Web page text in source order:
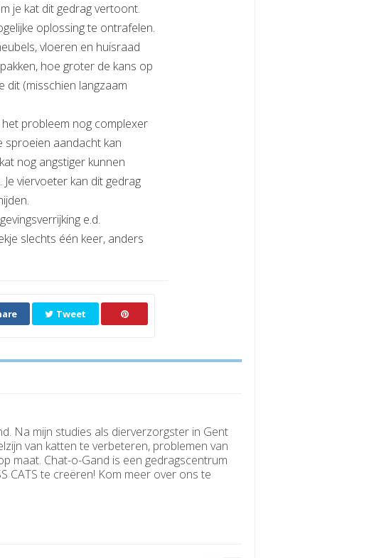
je kat dit gedrag vertoont.
oplossing te ontrafelen.
vloeren en huisraad
hoe groter de kans op
dit (misschien langzaam
probleem nog complexer
sproeien aandacht kan
nog angstiger kunnen
viervoeter kan dit gedrag
e.d.
slechts één keer, anders
Tweet
Na mijn studies als dierverzorgster in Gent
van katten te verbeteren, problemen van
maat. Chat-o-Gand is een gedragscentrum
CATS te creëren! Kom meer over ons te